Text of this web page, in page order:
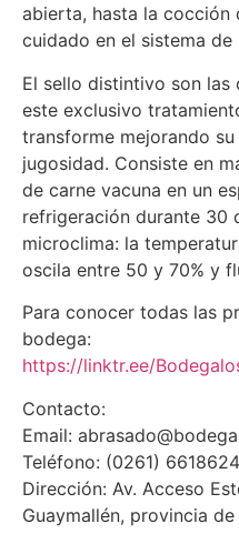
abierta, hasta la
cuidado en el sistema de
El sello distintivo son las
este exclusivo
transforme mejorando
jugosidad. Consiste en
de carne vacuna en un
refrigeración durante 30
microclima: la
oscila entre 50 y 70% y
Para conocer todas las
bodega:
https://linktr.ee/
Contacto:
Email:
Teléfono: (0261)
Dirección: Av. Acceso
Guaymallén, provincia